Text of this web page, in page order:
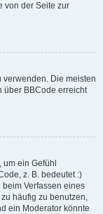
von der Seite zur
verwenden. Die meisten
über BBCode erreicht
ein Gefühl
z. B. bedeutet :)
Verfassen eines
häufig zu benutzen,
ein Moderator könnte